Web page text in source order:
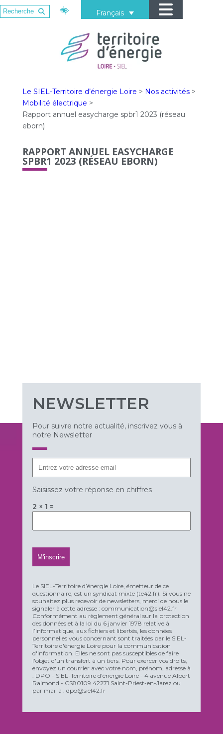
Français
Le SIEL-Territoire d’énergie Loire > Nos activités>
Mobilité électrique >
Rapport annuel easycharge spbr1 2023 (réseau
eborn)
RAPPORT ANNUEL EASYCHARGE
SPBR1 2023 (RÉSEAU EBORN)
NEWSLETTER
Pour suivre notre actualité, inscrivez vous à
notre Newsletter
Saisissez votre réponse en chiffres
2 × 1 =
Le SIEL-Territoire d’énergie Loire, émetteur de ce
questionnaire, est un syndicat mixte (te42.fr). Si vous ne
souhaitez plus recevoir de newsletters, merci de nous le
signaler à cette adresse : communication@siel42.fr
Conformément au règlement général sur la protection
des données et à la loi du 6 janvier 1978 relative à
l’informatique, aux fichiers et libertés, les données
personnelles vous concernant sont traitées par le SIEL-
Territoire d'énergie Loire pour la communication
d'information. Elles ne sont pas susceptibles de faire
l'objet d'un transfert à un tiers. Pour exercer vos droits,
envoyez un courrier avec votre nom, prénom, adresse à
: DPO - SIEL-Territoire d’énergie Loire - 4 avenue Albert
Raimond - CS80109 42271 Saint-Priest-en-Jarez ou
par mail à : dpo@siel42.fr